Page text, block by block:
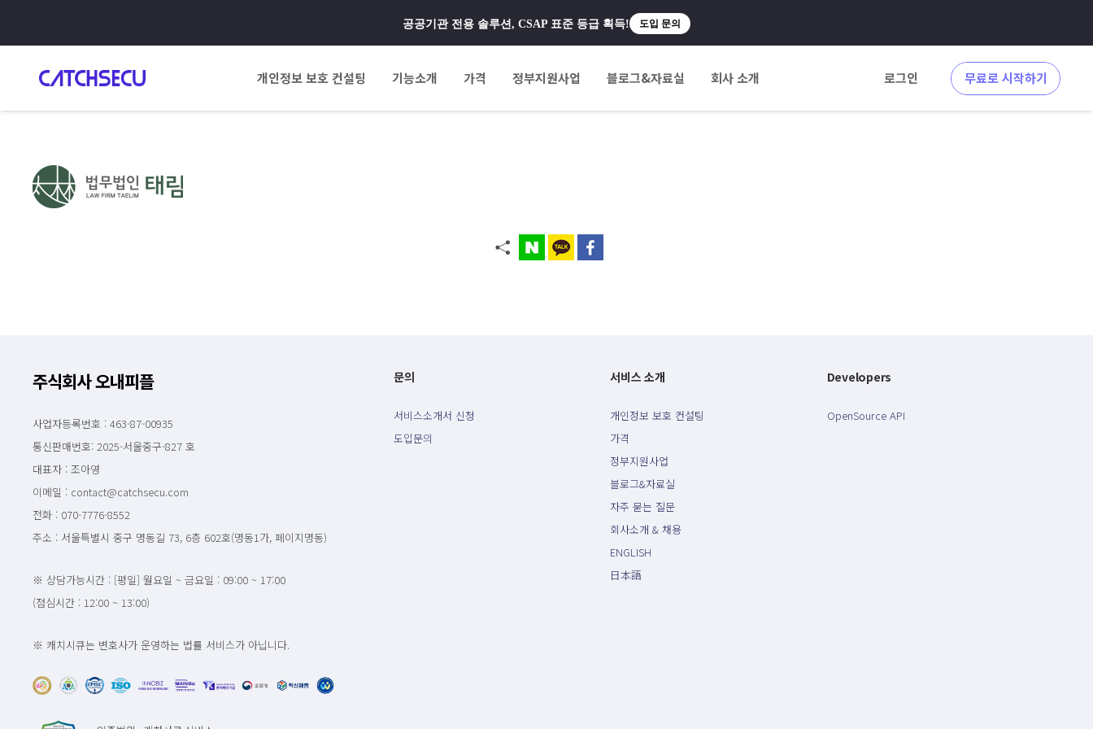
공공기관 전용 솔루션, CSAP 표준 등급 획득! 도입 문의
개인정보 보호 컨설팅 기능소개 가격 정부지원사업 블로그&자료실 회사 소개 로그인 무료로 시작하기
주식회사 오내피플
사업자등록번호 : 463-87-00935
통신판매번호: 2025-서울중구-827 호
대표자 : 조아영
이메일 : contact@catchsecu.com
전화 : 070-7776-8552
주소 : 서울특별시 중구 명동길 73, 6층 602호(명동1가, 페이지명동)
※ 상담가능시간 : [평일] 월요일 ~ 금요일 : 09:00 ~ 17:00
(점심시간 : 12:00 ~ 13:00)
※ 캐치시큐는 변호사가 운영하는 법률 서비스가 아닙니다.
문의
서비스소개서 신청
도입문의
서비스 소개
개인정보 보호 컨설팅
가격
정부지원사업
블로그&자료실
자주 묻는 질문
회사소개 & 채용
ENGLISH
日本語
Developers
OpenSource API